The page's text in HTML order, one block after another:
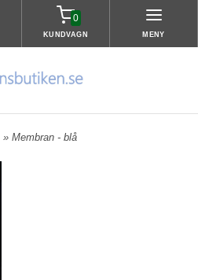
0
KUNDVAGN MENY
» Membran - blå